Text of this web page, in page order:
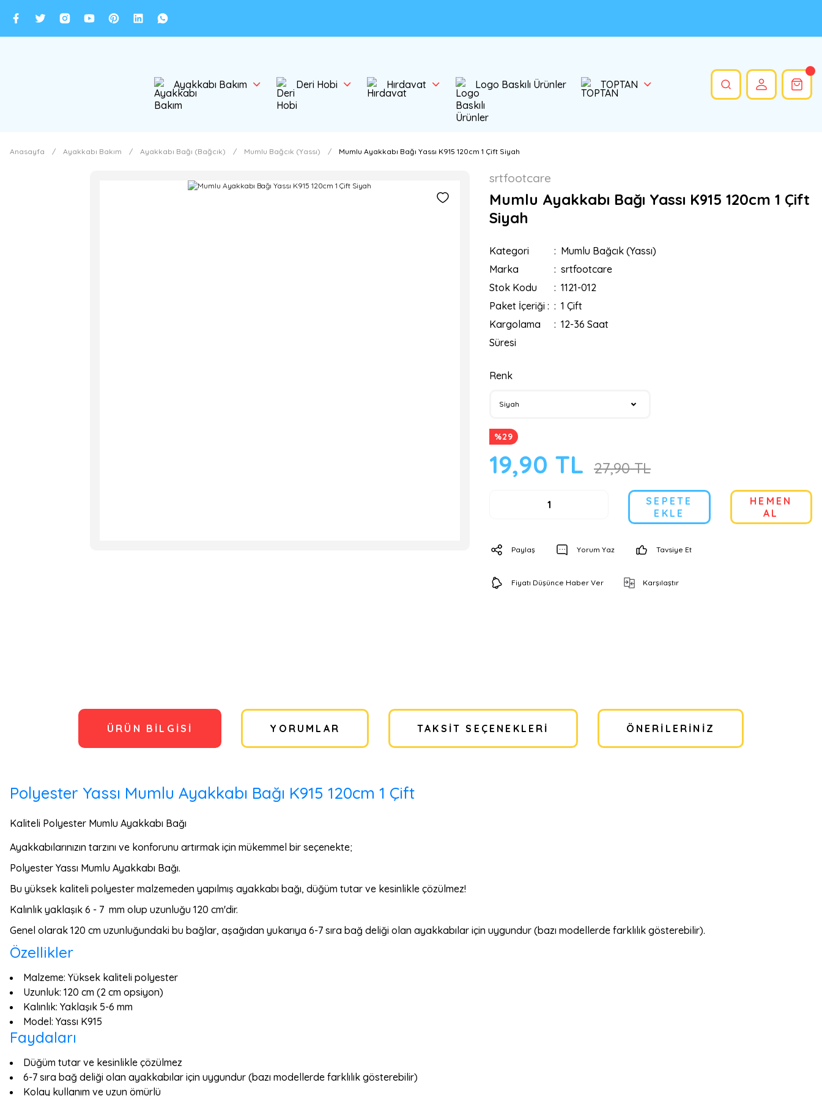
Ayakkabı Bakım Deri Hobi Hırdavat Logo Baskılı Ürünler TOPTAN
Anasayfa Ayakkabı Bakım Ayakkabı Bağı (Bağcık) Mumlu Bağcık (Yassı) Mumlu Ayakkabı Bağı Yassı K915 120cm 1 Çift Siyah
srtfootcare
Mumlu Ayakkabı Bağı Yassı K915 120cm 1 Çift
Siyah
Kategori
Mumlu Bağcık (Yassı)
Marka
srtfootcare
Stok Kodu
1121-012
Paket İçeriği :
1 Çift
Kargolama
Süresi
12-36 Saat
Renk
%29
19,90 TL 27,90 TL
SEPETE
EKLE
HEMEN
AL
Paylaş Yorum Yaz Tavsiye Et
Fiyatı Düşünce Haber Ver Karşılaştır
ÜRÜN BILGISI YORUMLAR TAKSIT SEÇENEKLERI ÖNERILERINIZ
Polyester Yassı Mumlu Ayakkabı Bağı K915 120cm 1 Çift
Kaliteli Polyester Mumlu Ayakkabı Bağı
Ayakkabılarınızın tarzını ve konforunu artırmak için mükemmel bir seçenekte;
Polyester Yassı Mumlu Ayakkabı Bağı.
Bu yüksek kaliteli polyester malzemeden yapılmış ayakkabı bağı, düğüm tutar ve kesinlikle çözülmez!
Kalınlık yaklaşık 6 - 7 mm olup uzunluğu 120 cm'dir.
Genel olarak 120 cm uzunluğundaki bu bağlar, aşağıdan yukarıya 6-7 sıra bağ deliği olan ayakkabılar için uygundur (bazı modellerde farklılık gösterebilir).
Özellikler
Malzeme: Yüksek kaliteli polyester
Uzunluk: 120 cm (2 cm opsiyon)
Kalınlık: Yaklaşık 5-6 mm
Model: Yassı K915
Faydaları
Düğüm tutar ve kesinlikle çözülmez
6-7 sıra bağ deliği olan ayakkabılar için uygundur (bazı modellerde farklılık gösterebilir)
Kolay kullanım ve uzun ömürlü